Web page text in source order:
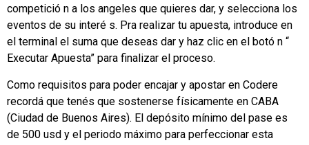
competició n a los angeles que quieres dar, y selecciona los
eventos de su interé s. Pra realizar tu apuesta, introduce en
el terminal el suma que deseas dar y haz clic en el botó n “
Executar Apuesta” para finalizar el proceso.
Como requisitos para poder encajar y apostar en Codere
recordá que tenés que sostenerse físicamente en CABA
(Ciudad de Buenos Aires). El depósito mínimo del pase es
de 500 usd y el periodo máximo para perfeccionar esta